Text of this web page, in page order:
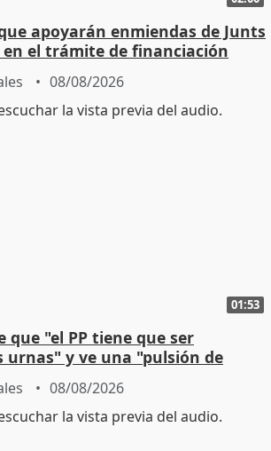
apoyarán enmiendas de Junts
el trámite de financiación
08/08/2026
01:53
que "el PP tiene que ser
urnas" y ve una "pulsión de
08/08/2026